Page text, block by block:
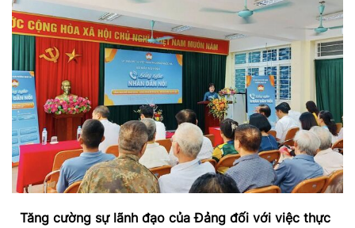
Tăng cường sự lãnh đạo của Đảng đối với việc thực